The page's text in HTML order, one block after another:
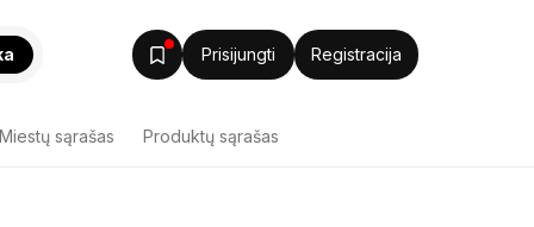
Prisijungti Registracija
Miestų sąrašas Produktų sąrašas